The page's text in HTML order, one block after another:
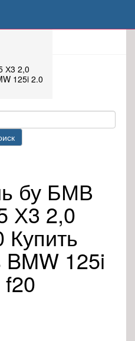
Х3 2,0
125i 2.0
бу БМВ
Х3 2,0
Купить
BMW 125i